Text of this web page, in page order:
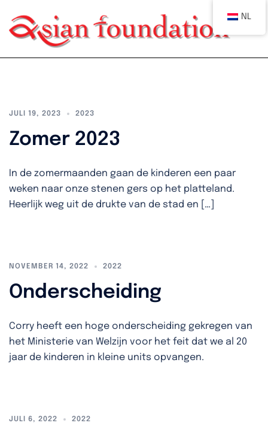
naar
inhoud
JULI 19, 2023 2023
Zomer 2023
In de zomermaanden gaan de kinderen een paar
weken naar onze stenen gers op het platteland.
Heerlijk weg uit de drukte van de stad en […]
NOVEMBER 14, 2022 2022
Onderscheiding
Corry heeft een hoge onderscheiding gekregen van
het Ministerie van Welzijn voor het feit dat we al 20
jaar de kinderen in kleine units opvangen.
JULI 6, 2022 2022
NL